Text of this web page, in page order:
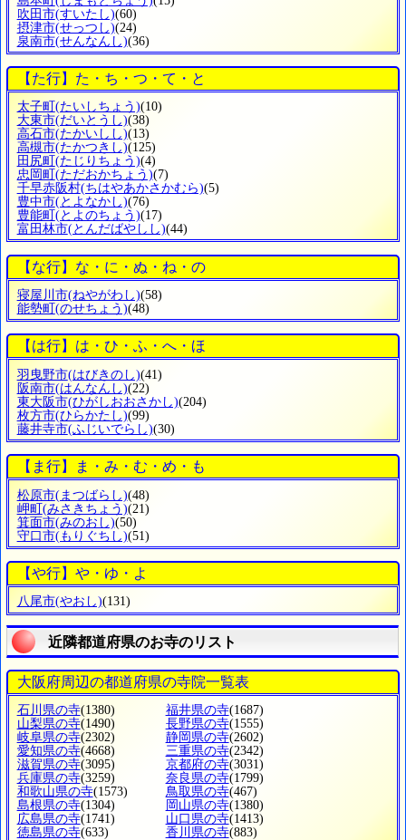
吹田市(すいたし)(60)
摂津市(せっつし)(24)
泉南市(せんなんし)(36)
【た行】た・ち・つ・て・と
太子町 (たいしちょう)(10)
大東市(だいとうし)(38)
高石市(たかいしし)(13)
高槻市(たかつきし)(125)
田尻町 (たじりちょう)(4)
忠岡町 (ただおかちょう)(7)
千早赤阪村(ちはやあかさかむら)(5)
豊中市(とよなかし)(76)
豊能町 (とよのちょう)(17)
富田林市(とんだばやしし)(44)
【な行】な・に・ぬ・ね・の
寝屋川市(ねやがわし)(58)
能勢町 (のせちょう)(48)
【は行】は・ひ・ふ・へ・ほ
羽曳野市(はびきのし)(41)
阪南市(はんなんし)(22)
東大阪市(ひがしおおさかし)(204)
枚方市(ひらかたし)(99)
藤井寺市(ふじいでらし)(30)
【ま行】ま・み・む・め・も
松原市(まつばらし)(48)
岬町(みさきちょう)(21)
箕面市(みのおし)(50)
守口市(もりぐちし)(51)
【や行】や・ゆ・よ
八尾市(やおし)(131)
近隣都道府県のお寺のリスト
大阪府周辺の都道府県の寺院一覧表
石川県の寺(1380) 福井県の寺(1687)
山梨県の寺(1490) 長野県の寺(1555)
岐阜県の寺(2302) 静岡県の寺(2602)
愛知県の寺(4668) 三重県の寺(2342)
滋賀県の寺(3095) 京都府の寺(3031)
兵庫県の寺(3259) 奈良県の寺(1799)
和歌山県の寺(1573) 鳥取県の寺(467)
島根県の寺(1304) 岡山県の寺(1380)
広島県の寺(1741) 山口県の寺(1413)
徳島県の寺(633) 香川県の寺(883)